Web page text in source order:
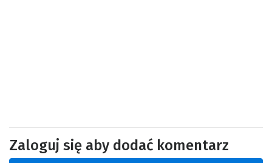
Zaloguj się aby dodać komentarz